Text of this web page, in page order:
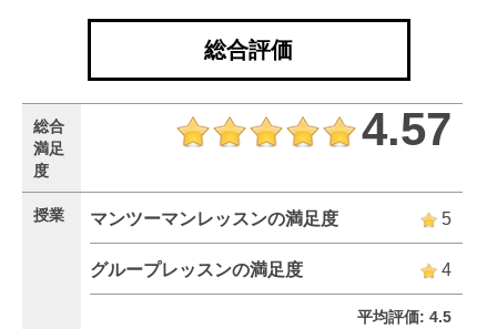
総合評価
総合
満足
度
4.57
授業 マンツーマンレッスンの満足度 5
グループレッスンの満足度 4
平均評価: 4.5